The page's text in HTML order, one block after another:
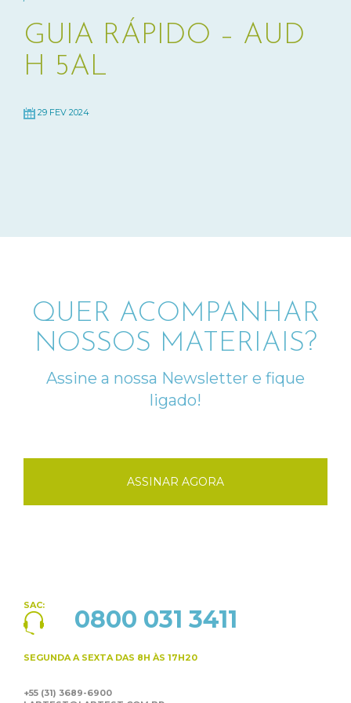
GUIA RÁPIDO – AUD
H 5AL
29 FEV 2024
QUER ACOMPANHAR
NOSSOS MATERIAIS?
Assine a nossa Newsletter e fique
ligado!
ASSINAR AGORA
SAC: 0800 031 3411
SEGUNDA A SEXTA DAS 8H ÀS 17H20
+55 (31) 3689-6900